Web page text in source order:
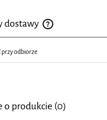
dostawy
Cena nie zawiera
przy odbiorze
o produkcie (0)